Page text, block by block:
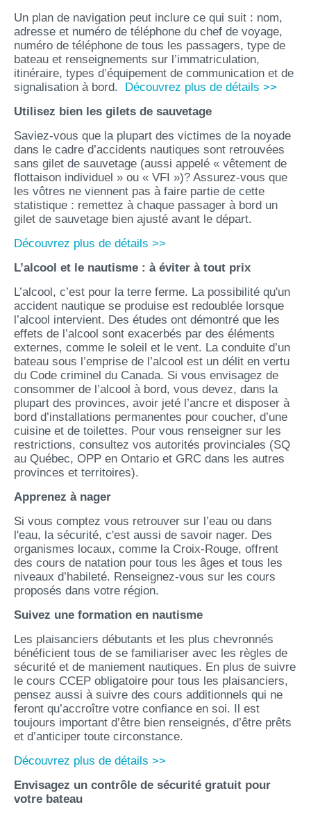
Un plan de navigation peut inclure ce qui suit : nom,
adresse et numéro de téléphone du chef de voyage,
numéro de téléphone de tous les passagers, type de
bateau et renseignements sur l’immatriculation,
itinéraire, types d’équipement de communication et de
signalisation à bord. Découvrez plus de détails >>
Utilisez bien les gilets de sauvetage
Saviez-vous que la plupart des victimes de la noyade
dans le cadre d’accidents nautiques sont retrouvées
sans gilet de sauvetage (aussi appelé « vêtement de
flottaison individuel » ou « VFI »)? Assurez-vous que
les vôtres ne viennent pas à faire partie de cette
statistique : remettez à chaque passager à bord un
gilet de sauvetage bien ajusté avant le départ.
Découvrez plus de détails >>
L’alcool et le nautisme : à éviter à tout prix
L’alcool, c’est pour la terre ferme. La possibilité qu'un
accident nautique se produise est redoublée lorsque
l’alcool intervient. Des études ont démontré que les
effets de l’alcool sont exacerbés par des éléments
externes, comme le soleil et le vent. La conduite d’un
bateau sous l’emprise de l’alcool est un délit en vertu
du Code criminel du Canada. Si vous envisagez de
consommer de l’alcool à bord, vous devez, dans la
plupart des provinces, avoir jeté l’ancre et disposer à
bord d’installations permanentes pour coucher, d’une
cuisine et de toilettes. Pour vous renseigner sur les
restrictions, consultez vos autorités provinciales (SQ
au Québec, OPP en Ontario et GRC dans les autres
provinces et territoires).
Apprenez à nager
Si vous comptez vous retrouver sur l’eau ou dans
l'eau, la sécurité, c'est aussi de savoir nager. Des
organismes locaux, comme la Croix-Rouge, offrent
des cours de natation pour tous les âges et tous les
niveaux d’habileté. Renseignez-vous sur les cours
proposés dans votre région.
Suivez une formation en nautisme
Les plaisanciers débutants et les plus chevronnés
bénéficient tous de se familiariser avec les règles de
sécurité et de maniement nautiques. En plus de suivre
le cours CCEP obligatoire pour tous les plaisanciers,
pensez aussi à suivre des cours additionnels qui ne
feront qu’accroître votre confiance en soi. Il est
toujours important d’être bien renseignés, d’être prêts
et d’anticiper toute circonstance.
Découvrez plus de détails >>
Envisagez un contrôle de sécurité gratuit pour
votre bateau